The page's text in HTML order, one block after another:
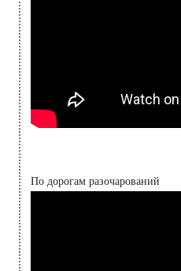
По дорогам разочарований